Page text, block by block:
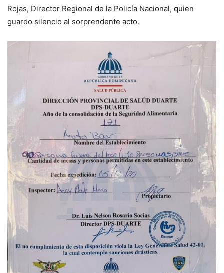
Rojas, Director Regional de la Policía Nacional, quien
guardo silencio al sorprendente acto.